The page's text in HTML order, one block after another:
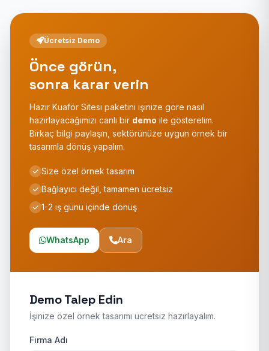
Ücretsiz Demo
Önce görün,
sonra karar verin
Hazır Kuaför Sitesi paketini işinize göre nasıl
hazırlayacağımızı canlı bir demo ile gösterelim.
Birkaç bilgi paylaşın, sektörünüze uygun örnek bir
tasarımla dönüş yapalım.
Size özel örnek tasarım
Bağlayıcı değil, tamamen ücretsiz
1-2 iş günü içinde dönüş
WhatsApp Ara
Demo Talep Edin
İşinize özel örnek tasarımı ücretsiz hazırlayalım.
Firma Adı